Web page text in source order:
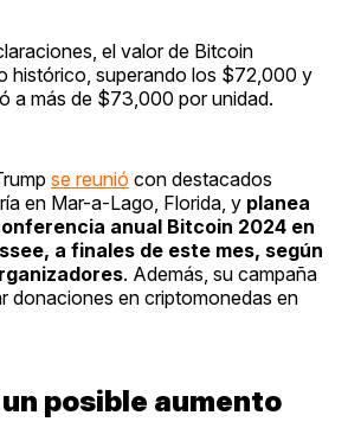
el valor de Bitcoin
histórico, superando los $72,000 y
a más de $73,000 por unidad.
se reunió con destacados
en Mar-a-Lago, Florida, y planea
anual Bitcoin 2024 en
a finales de este mes, según
. Además, su campaña
donaciones en criptomonedas en
posible aumento